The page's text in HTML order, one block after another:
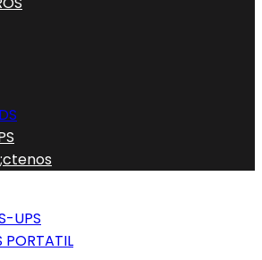
UPS
PORTATIL